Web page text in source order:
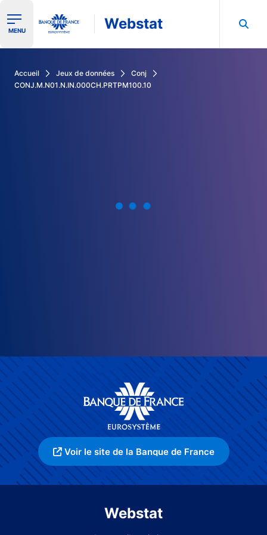
Ouvrir le menu de navigation
MENU Webstat
Accueil Jeux de données
Conj
CONJ.M.N01.N.IN.000CH.PRTPM100.10
Voir le site de la Banque de France
Webstat